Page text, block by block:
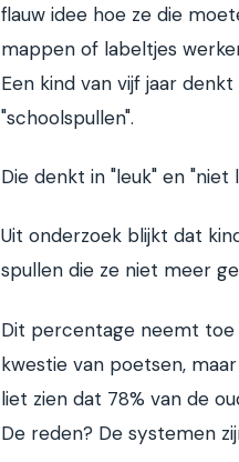
flauw idee hoe ze die
mappen of labeltjes
Een kind van vijf jaar
"schoolspullen".
Die denkt in "leuk" en
Uit onderzoek blijkt dat
spullen die ze niet meer
Dit percentage neemt toe
kwestie van poetsen,
liet zien dat 78% van de
De reden? De systemen